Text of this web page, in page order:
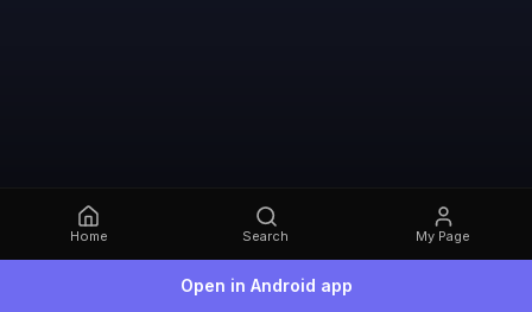
Home Search My Page
Open in Android app